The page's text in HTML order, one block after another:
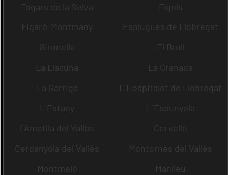
Fogars de la Selva
Fígols
Figaró-Montmany
Esplugues de Llobregat
Gironella
El Brull
La Llacuna
La Granada
La Garriga
L´Hospitalet de Llobregat
L´Estany
L´Espunyola
l´Ametlla del Vallès
Cervelló
Cerdanyola del Vallès
Montornès del Vallès
Montmeló
Manlleu